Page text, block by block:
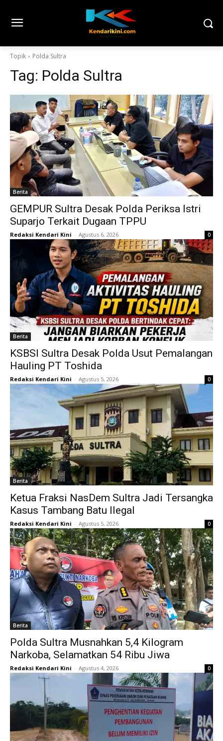
Topik Polda Sultra
Tag: Polda Sultra
Berita
GEMPUR Sultra Desak Polda Periksa Istri
Suparjo Terkait Dugaan TPPU
Redaksi Kendari Kini - Agustus 6, 2026 0
Berita
KSBSI Sultra Desak Polda Usut Pemalangan
Hauling PT Toshida
Redaksi Kendari Kini - Agustus 5, 2026 0
Berita
Ketua Fraksi NasDem Sultra Jadi Tersangka
Kasus Tambang Batu Ilegal
Redaksi Kendari Kini - Agustus 5, 2026 0
Berita
Polda Sultra Musnahkan 5,4 Kilogram
Narkoba, Selamatkan 54 Ribu Jiwa
Redaksi Kendari Kini - Agustus 4, 2026 0